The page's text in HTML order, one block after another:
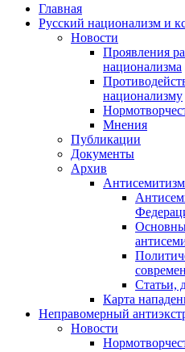
Главная
Русский национализм и
Новости
Проявления
национализма
национализму
Мнения
Публикации
Документы
Архив
Статьи,
Карта
Неправомерный
Новости